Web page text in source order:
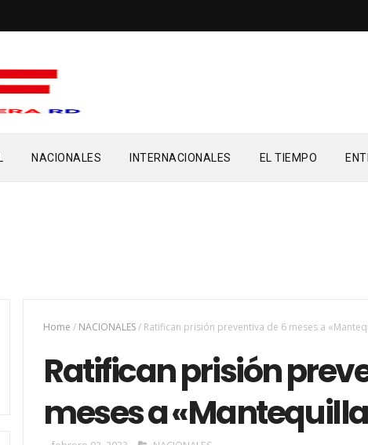
NACIONALES INTERNACIONALES EL TIEMPO
Home / NACIONALES/ Ratifican prisión preventiva de 6 meses a
Ratifican prisión
meses a